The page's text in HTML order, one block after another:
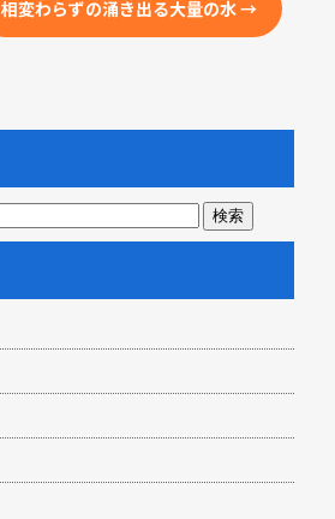
相変わらずの涌き出る大量の水→